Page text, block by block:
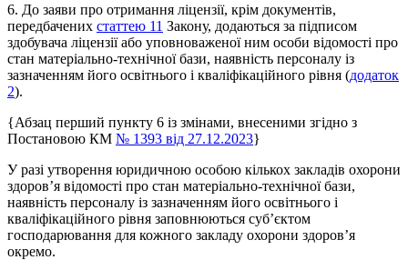
6. До заяви про отримання ліцензії, крім документів,
передбачених статтею 11 Закону, додаються за підписом
здобувача ліцензії або уповноваженої ним особи відомості про
стан матеріально-технічної бази, наявність персоналу із
зазначенням його освітнього і кваліфікаційного рівня (додаток
2).
{Абзац перший пункту 6 із змінами, внесеними згідно з
Постановою КМ № 1393 від 27.12.2023}
У разі утворення юридичною особою кількох закладів охорони
здоров’я відомості про стан матеріально-технічної бази,
наявність персоналу із зазначенням його освітнього і
кваліфікаційного рівня заповнюються суб’єктом
господарювання для кожного закладу охорони здоров’я
окремо.